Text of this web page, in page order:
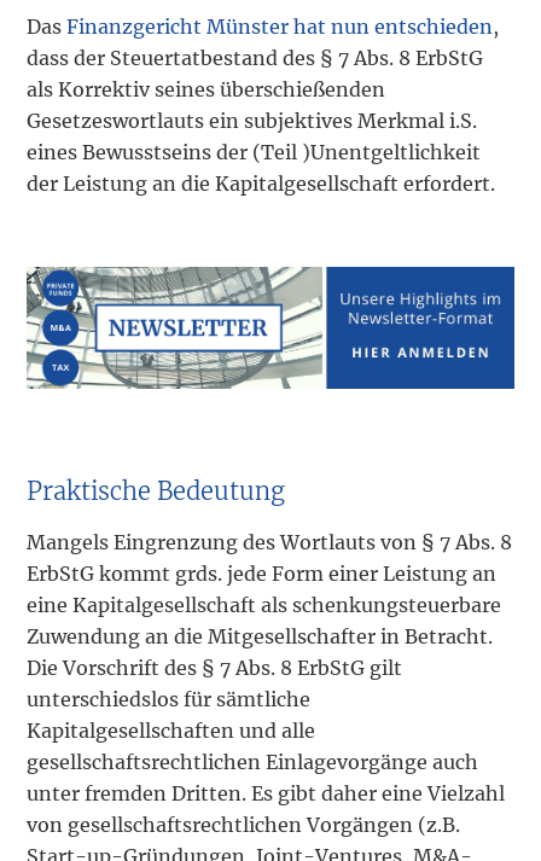
DasFinanzgericht Münster hat nun entschieden,
dass der Steuertatbestand des § 7 Abs. 8 ErbStG
als Korrektiv seines überschießenden
Gesetzeswortlauts ein subjektives Merkmal i.S.
eines Bewusstseins der (Teil )Unentgeltlichkeit
der Leistung an die Kapitalgesellschaft erfordert.
Praktische Bedeutung
Mangels Eingrenzung des Wortlauts von § 7 Abs. 8
ErbStG kommt grds. jede Form einer Leistung an
eine Kapitalgesellschaft als schenkungsteuerbare
Zuwendung an die Mitgesellschafter in Betracht.
Die Vorschrift des § 7 Abs. 8 ErbStG gilt
unterschiedslos für sämtliche
Kapitalgesellschaften und alle
gesellschaftsrechtlichen Einlagevorgänge auch
unter fremden Dritten. Es gibt daher eine Vielzahl
von gesellschaftsrechtlichen Vorgängen (z.B.
Start-up-Gründungen, Joint-Ventures, M&A-